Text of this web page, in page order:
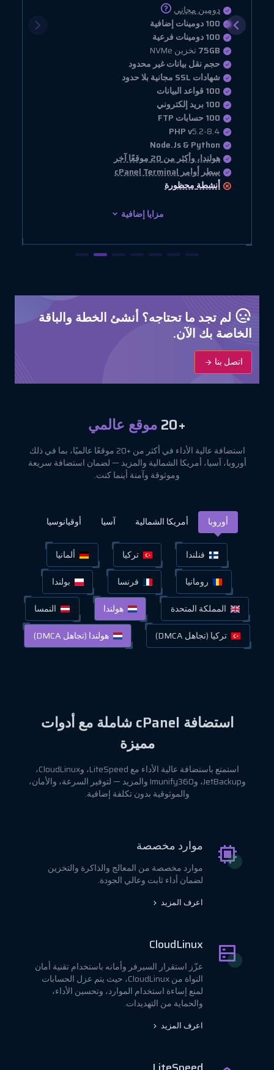
دومين مجاني
100 دومينات إضافية
100 دومينات فرعية
75GBتخزين NVMe
حجم نقل بيانات غير محدود
شهادات SSL مجانية بلا حدود
100 قواعد البيانات
100 بريد إلكتروني
100 حسابات FTP
PHP v5.2-8.4
Node.Js & Python
هولندا، وأكثر من 20 موقعًا آخر
سطر أوامر cPanel Terminal
أنشطةمحظورة
مزايا إضافية
لم تجد ما تحتاجه؟ أنشئ الخطة والباقة
الخاصة بك الآن.
اتصل بنا
+20 موقع عالمي
استضافة عالية الأداء في أكثر من +20 موقعًا عالميًا، بما في ذلك
أوروبا، آسيا، أمريكا الشمالية والمزيد — لضمان استضافة سريعة
وموثوقة وآمنة أينما كنت.
أوروبا أمريكا الشمالية آسيا أوقيانوسيا
فنلندا تركيا
ألمانيا
رومانيا
فرنسا
بولندا
المملكة المتحدة
هولندا
النمسا
تركيا (تجاهل DMCA)
هولندا (تجاهل DMCA)
استضافة cPanel شاملة مع أدوات
مميزة
استمتع باستضافة عالية الأداء مع LiteSpeed، وCloudLinux،
وJetBackup، وImunify360 والمزيد — لتوفير السرعة، والأمان،
والموثوقية بدون تكلفة إضافية.
موارد مخصصة
موارد مخصصة من المعالج والذاكرة والتخزين
لضمان أداء ثابت وعالي الجودة.
اعرف المزيد
CloudLinux
عزّز استقرار السيرفر وأمانه باستخدام تقنية أمان
النواة من CloudLinux، حيث يتم عزل الحسابات
لمنع إساءة استخدام الموارد، وتحسين الأداء،
والحماية من التهديدات.
اعرف المزيد